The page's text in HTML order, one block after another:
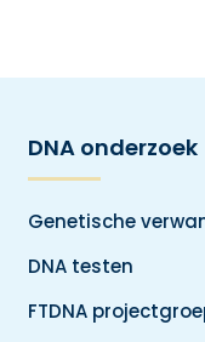
DNA onderzoek
Genetische
DNA testen
FTDNA